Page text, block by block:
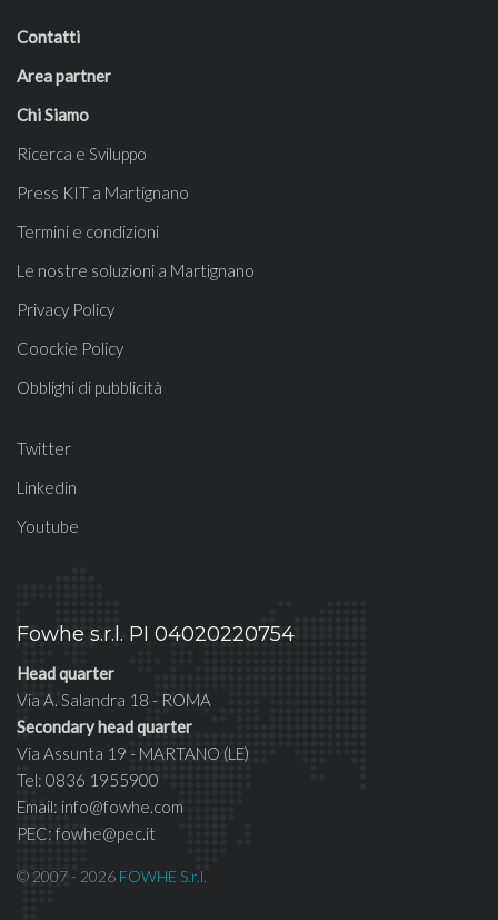
Contatti
Area partner
Chi Siamo
Ricerca e Sviluppo
Press KIT a Martignano
Termini e condizioni
Le nostre soluzioni a Martignano
Privacy Policy
Coockie Policy
Obblighi di pubblicità
Twitter
Linkedin
Youtube
Fowhe s.r.l. PI 04020220754
Head quarter
Via A. Salandra 18 - ROMA
Secondary head quarter
Via Assunta 19 - MARTANO (LE)
Tel: 0836 1955900
Email: info@fowhe.com
PEC: fowhe@pec.it
© 2007 - 2026 FOWHE S.r.l.